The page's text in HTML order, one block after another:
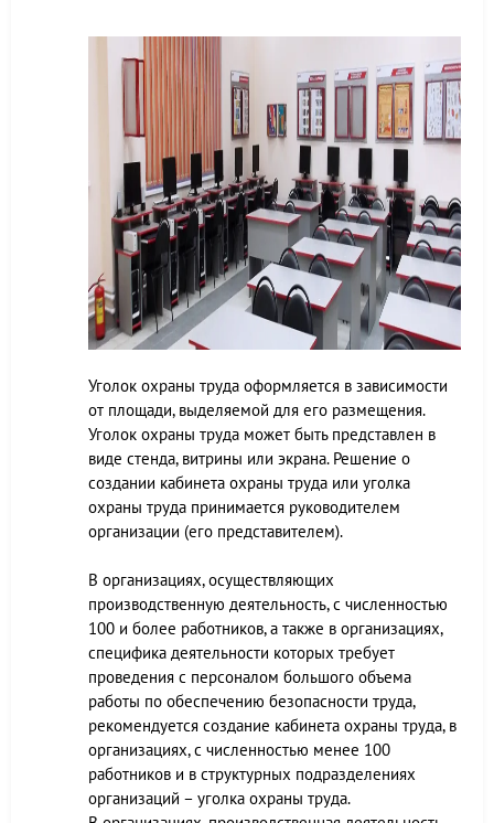
Уголок охраны труда оформляется в зависимости
от площади, выделяемой для его размещения.
Уголок охраны труда может быть представлен в
виде стенда, витрины или экрана. Решение о
создании кабинета охраны труда или уголка
охраны труда принимается руководителем
организации (его представителем).
В организациях, осуществляющих
производственную деятельность, с численностью
100 и более работников, а также в организациях,
специфика деятельности которых требует
проведения с персоналом большого объема
работы по обеспечению безопасности труда,
рекомендуется создание кабинета охраны труда, в
организациях, с численностью менее 100
работников и в структурных подразделениях
организаций – уголка охраны труда.